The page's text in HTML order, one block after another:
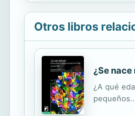
Otros libros
¿Se
¿A qué